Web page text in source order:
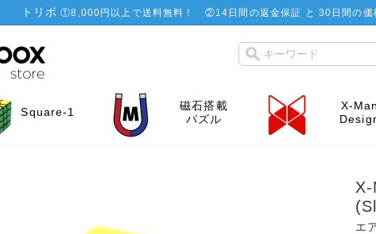
トリボ ①8,000円以上で送料無料！ ②14日間の返金保証 と 30日間の価
Square-1
磁石搭載
パズル
X-Man
エ